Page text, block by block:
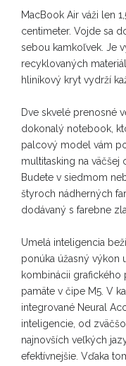
MacBook Air váži len
centimeter. Vojde sa
sebou kamkoľvek. Je
recyklovaných
hliníkový kryt vydrží
Dve skvelé prenosné
dokonalý notebook,
palcový model vám
multitasking na väčšej
Budete v siedmom
štyroch nádherných
dodávaný s farebne
Umelá inteligencia
ponúka úžasný výkon
kombinácii grafického
pamäte v čipe M5. V
integrované Neural
inteligencie, od
najnovších veľkých
efektívnejšie. Vďaka